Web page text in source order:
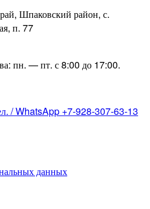
Шпаковский район, с.
п. 77
пн. — пт. с 8:00 до 17:00.
/ WhatsApp +7-928-307-63-13
данных